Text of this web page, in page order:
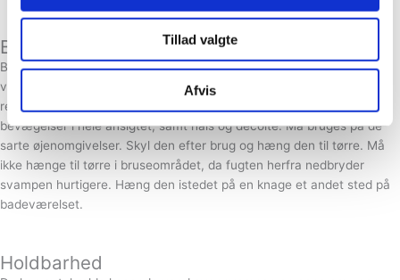
Tillad valgte
Afvis
Er 100% naturlige og økologiske
Brugsanvisning
Blødgør svampen ved at holde den i vand eller under den rindende
vandhane. Brug altid kun svampen i våd tilstand. Påfør dit
renseprodukt på ansigtet eller svampen og brug den i cirkulære
bevægelser i hele ansigtet, samt hals og decolte. Må bruges på de
sarte øjenomgivelser. Skyl den efter brug og hæng den til tørre. Må
ikke hænge til tørre i bruseområdet, da fugten herfra nedbryder
svampen hurtigere. Hæng den istedet på en knage et andet sted på
badeværelset.
Holdbarhed